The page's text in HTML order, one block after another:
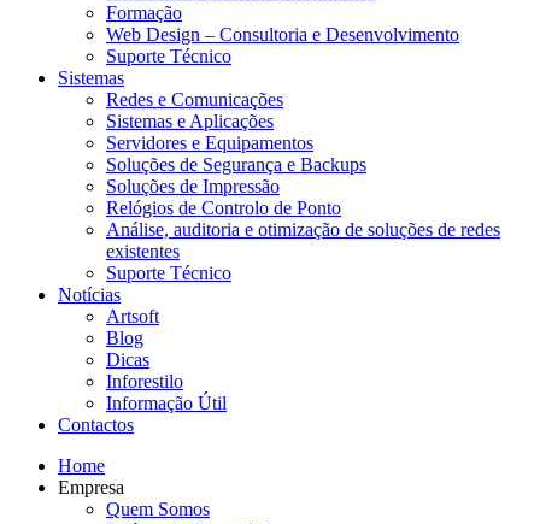
Formação
Web Design – Consultoria e Desenvolvimento
Suporte Técnico
Sistemas
Redes e Comunicações
Sistemas e Aplicações
Servidores e Equipamentos
Soluções de Segurança e Backups
Soluções de Impressão
Relógios de Controlo de Ponto
Análise, auditoria e otimização de soluções de redes
existentes
Suporte Técnico
Notícias
Artsoft
Blog
Dicas
Inforestilo
Informação Útil
Contactos
Home
Empresa
Quem Somos